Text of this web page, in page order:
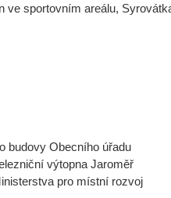
ve sportovním areálu,
budovy Obecního úřadu
výtopna Jaroměř
pro místní rozvoj